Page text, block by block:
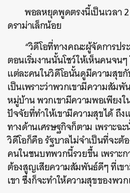
พอลหยุดพูดตรงนี้เป็นเวลา
ดราม่าเล็กน้อย
“วิดีโอที่ทางคณะผู้จัดการปร
ตอนเริ่มงานนั้นโชว์ให้เห็นคนจน
แต่ละคนในวิดีโอนั้นดูมีความสุข
เป็นเพราะว่าพวกเขามีความสัม
หมู่บ้าน พวกเขามีความพอเพียงใ
ปัจจัยที่ทำให้เขามีความสุขได้ ถึง
ทางด้านเศรษฐกิจก็ตาม เพราะ
วิดีโอก็คือ รัฐบาลไม่จำเป็นที่จะต้
คนในชนบทพวกนี้รวยขึ้น เพราะก
ต้องสูญเสียความสัมพันธ์ดีๆ ที่เ
เขา ซึ่งก็จะทำให้ความสุขของพว